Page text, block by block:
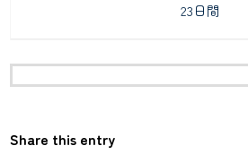
23日間
Share this entry